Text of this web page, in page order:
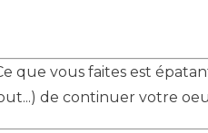
que vous faites est
de continuer votre